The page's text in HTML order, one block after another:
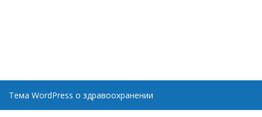
Тема WordPress о здравоохранении